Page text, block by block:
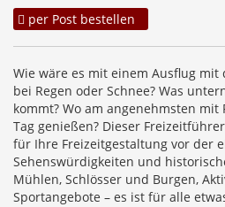
per Post bestellen
Wie wäre es mit einem Ausflug mit
bei Regen oder Schnee? Was
kommt? Wo am angenehmsten
Tag genießen? Dieser
für Ihre Freizeitgestaltung vor der
Sehenswürdigkeiten und
Mühlen, Schlösser und Burgen,
Sportangebote – es ist für alle